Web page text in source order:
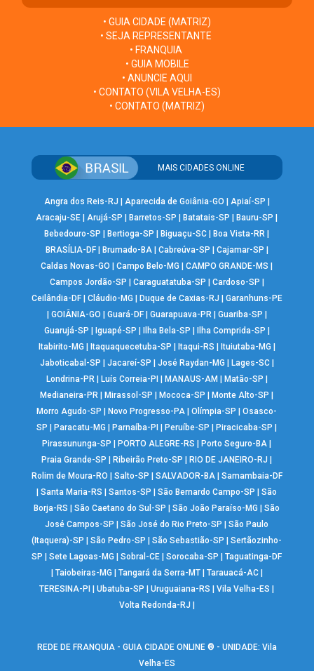
• GUIA CIDADE (MATRIZ)
• SEJA REPRESENTANTE
• FRANQUIA
• GUIA MOBILE
• ANUNCIE AQUI
• CONTATO (VILA VELHA-ES)
• CONTATO (MATRIZ)
MAIS CIDADES ONLINE
Angra dos Reis-RJ Aparecida de Goiânia-GO Apiaí-SP
Aracaju-SE |Arujá-SP Barretos-SP Batatais-SP Bauru-SP
Bebedouro-SP
Bertioga-SP Biguaçu-SC Boa Vista-RR
BRASÍLIA-DF| Brumado-BA| Cabreúva-SP Cajamar-SP
Caldas Novas-GO
|Campo Belo-MG |CAMPO GRANDE-MS
Campos Jordão-SP
Caraguatatuba-SP Cardoso-SP
Ceilândia-DF| Cláudio-MG Duque de Caxias-RJ
Garanhuns-PE
GOIÂNIA-GO Guará-DF| Guarapuava-PR| Guariba-SP
Guarujá-SP
Iguapé-SP Ilha Bela-SP Ilha Comprida-SP
Itabirito-MG
Itaquaquecetuba-SP Itaqui-RS Ituiutaba-MG
Jaboticabal-SP
Jacareí-SP José Raydan-MG Lages-SC|
Londrina-PR| Luís Correia-PI MANAUS-AM Matão-SP
Medianeira-PR
Mirassol-SP Mococa-SP Monte Alto-SP
Morro Agudo-SP
Novo Progresso-PA |Olímpia-SP |Osasco-
SP
Paracatu-MG Parnaíba-PI Peruíbe-SP Piracicaba-SP
Pirassununga-SP
PORTO ALEGRE-RS Porto Seguro-BA
Praia Grande-SP
Ribeirão Preto-SP RIO DE JANEIRO-RJ
Rolim de Moura-RO
Salto-SP SALVADOR-BA| Samambaia-DF
|Santa Maria-RS |Santos-SP |São Bernardo Campo-SP |São
Borja-RS
|São Caetano do Sul-SP |São João Paraíso-MG |São
José Campos-SP
|São José do Rio Preto-SP |São Paulo
(Itaquera)-SP
|São Pedro-SP |São Sebastião-SP |Sertãozinho-
SP
|Sete Lagoas-MG |Sobral-CE |Sorocaba-SP |Taguatinga-DF
Taiobeiras-MG Tangará da Serra-MT| Tarauacá-AC|
TERESINA-PI
|Ubatuba-SP |Uruguaiana-RS |Vila Velha-ES
Volta Redonda-RJ
REDE DE FRANQUIA - GUIA CIDADE ONLINE ® - UNIDADE: Vila
Velha-ES